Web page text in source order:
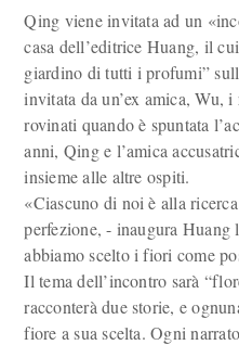
Qing viene invitata ad un
casa dell’editrice Huang, il
giardino di tutti i profumi”
invitata da un’ex amica, Wu,
rovinati quando è spuntata
anni, Qing e l’amica
insieme alle altre ospiti.
«Ciascuno di noi è alla
perfezione, - inaugura Huang
abbiamo scelto i fiori come
Il tema dell’incontro sarà
racconterà due storie, e
fiore a sua scelta. Ogni